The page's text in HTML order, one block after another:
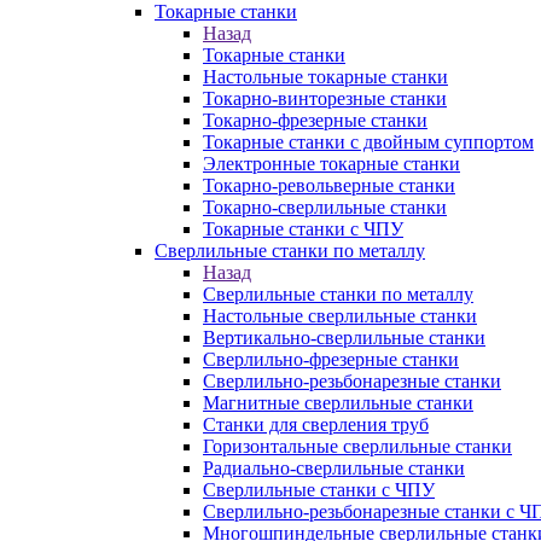
Токарные станки
Назад
Токарные станки
Настольные токарные станки
Токарно-винторезные станки
Токарно-фрезерные станки
Токарные станки с двойным суппортом
Электронные токарные станки
Токарно-револьверные станки
Токарно-сверлильные станки
Токарные станки с ЧПУ
Сверлильные станки по металлу
Назад
Сверлильные станки по металлу
Настольные сверлильные станки
Вертикально-сверлильные станки
Сверлильно-фрезерные станки
Сверлильно-резьбонарезные станки
Магнитные сверлильные станки
Станки для сверления труб
Горизонтальные сверлильные станки
Радиально-сверлильные станки
Сверлильные станки с ЧПУ
Сверлильно-резьбонарезные станки с
Многошпиндельные сверлильные